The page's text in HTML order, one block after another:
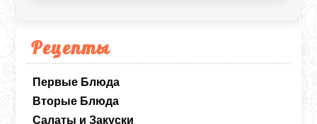
Рецепты
Первые Блюда
Вторые Блюда
Салаты и Закуски